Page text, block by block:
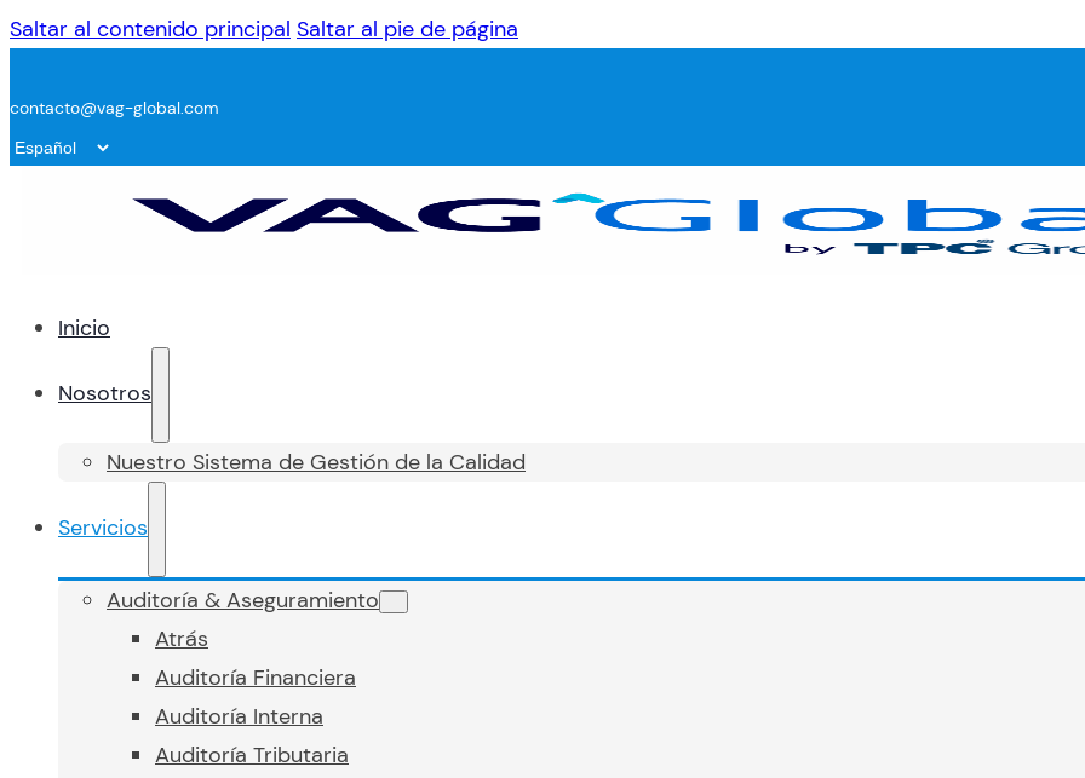
Saltar al contenido principal Saltar al pie de página
contacto@vag-global.com
Inicio
Nosotros
Nuestro Sistema de Gestión de la Calidad
Servicios
Auditoría & Aseguramiento
Atrás
Auditoría Financiera
Auditoría Interna
Auditoría Tributaria